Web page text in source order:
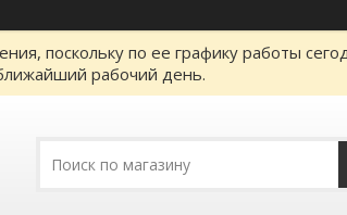
поскольку по ее графику работы
рабочий день.